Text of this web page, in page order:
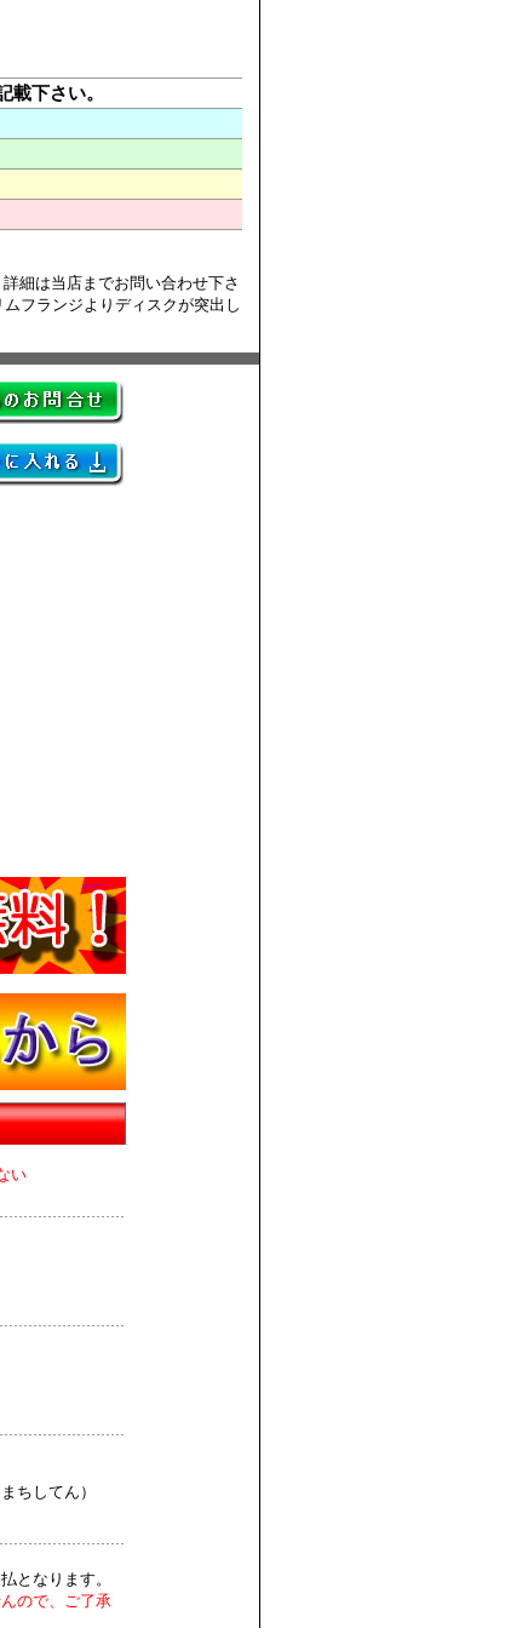
載下さい。
細は当店までお問い合わせ下さ
フランジよりディスクが突出し
い
ちしてん）
となります。
ので、ご了承